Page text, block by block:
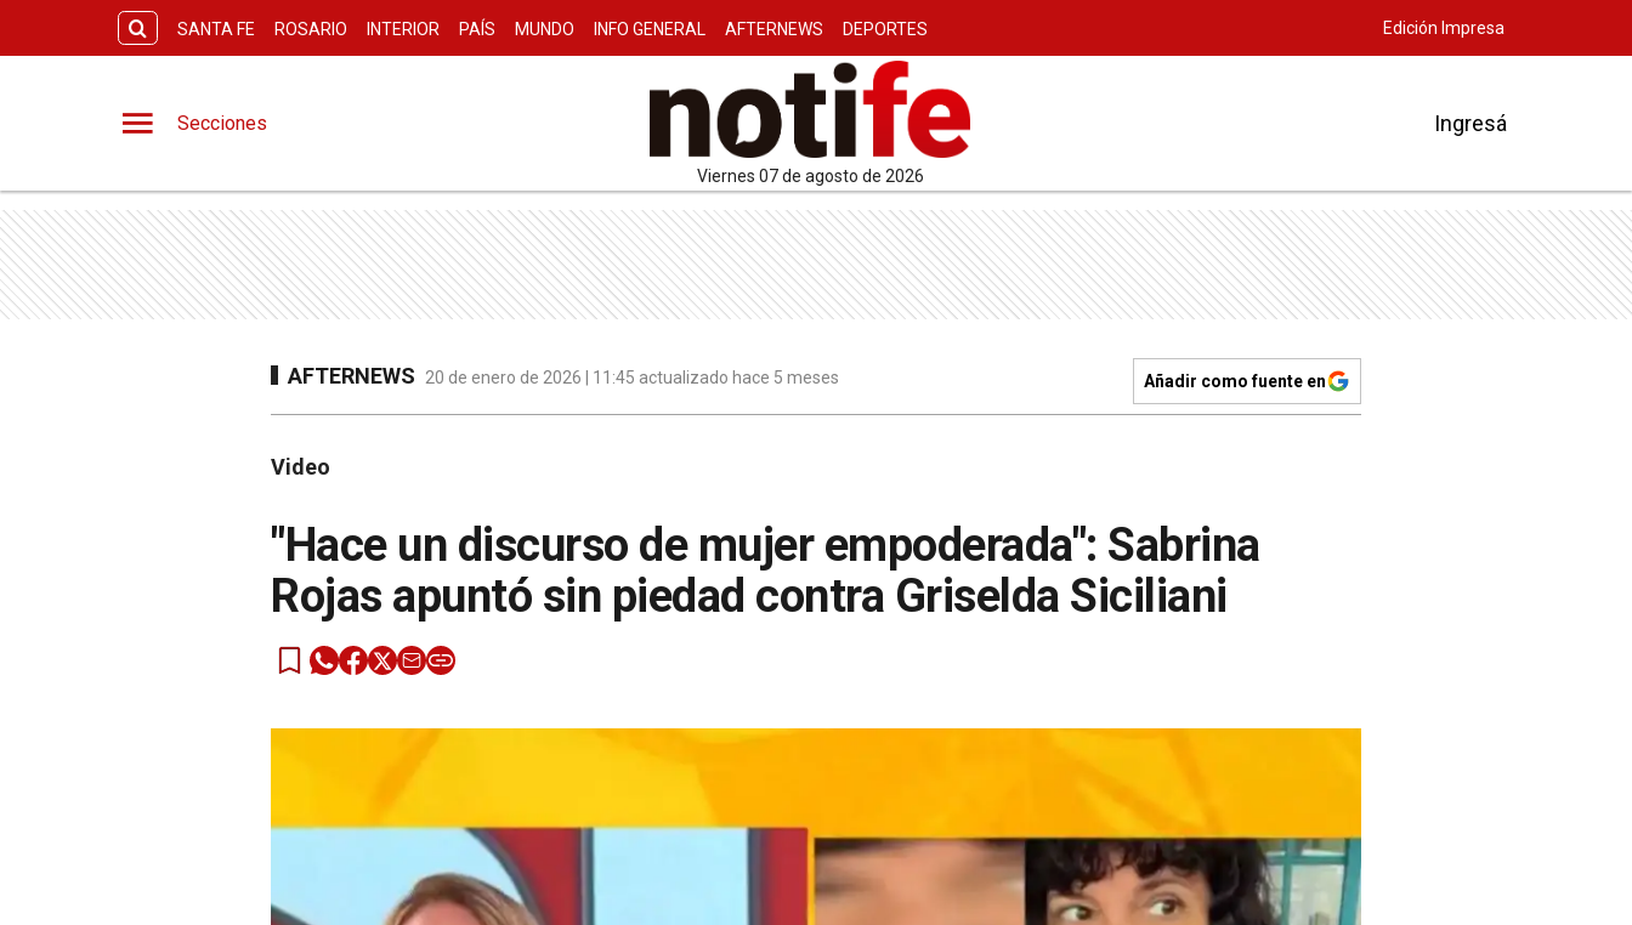
SANTA FE ROSARIO INTERIOR PAÍS MUNDO INFO GENERAL AFTERNEWS DEPORTES Edición Impresa
Secciones
viernes 07 de agosto de 2026
Ingresá
AFTERNEWS 20 de enero de 2026 | 11:45 actualizado hace 5 meses Añadir como fuente en
Video
"Hace un discurso de mujer empoderada": Sabrina
Rojas apuntó sin piedad contra Griselda Siciliani